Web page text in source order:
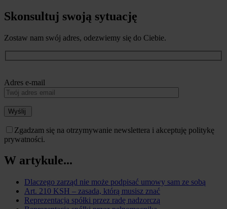
Skonsultuj swoją sytuację
Zostaw nam swój adres, odezwiemy się do Ciebie.
Adres e-mail
Wyślij
Zgadzam się na otrzymywanie newslettera i akceptuję politykę
prywatności.
W artykule...
Dlaczego zarząd nie może podpisać umowy sam ze sobą
Art. 210 KSH – zasada, którą musisz znać
Reprezentacja spółki przez radę nadzorczą